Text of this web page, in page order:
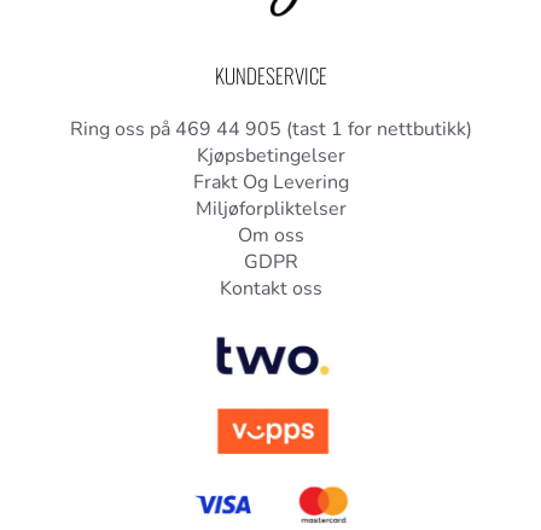
KUNDESERVICE
Ring oss på 469 44 905 (tast 1 for nettbutikk)
Kjøpsbetingelser
Frakt Og Levering
Miljøforpliktelser
Om oss
GDPR
Kontakt oss